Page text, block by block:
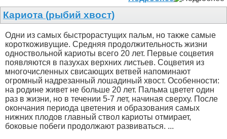
Кариота (рыбий хвост)
Одни из самых быстрорастущих пальм, но также самые
короткоживущие. Средняя продолжительность жизни
одноствольной кариоты всего 20 лет. Первые соцветия
появляются в пазухах верхних листьев. Соцветия из
многочисленных свисающих ветвей напоминают
огромный надрезанный лошадиный хвост. Особенности:
на родине живет не больше 20 лет. Пальма цветет один
раз в жизни, но в течении 5-7 лет, начиная сверху. После
окончания периода цветения и образования самых
нижних плодов главный ствол кариоты отмирает,
боковые побеги продолжают развиваться. ...